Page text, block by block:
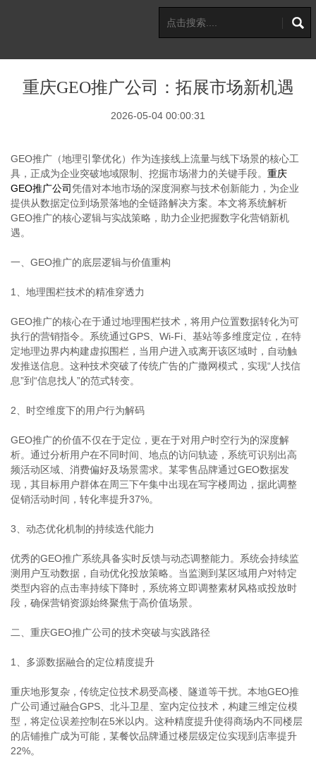
重庆GEO推广公司：拓展市场新机遇
2026-05-04 00:00:31
GEO推广（地理引擎优化）作为连接线上流量与线下场景的核心工
具，正成为企业突破地域限制、挖掘市场潜力的关键手段。 重庆
GEO推广公司凭借对本地市场的深度洞察与技术创新能力，为企业
提供从数据定位到场景落地的全链路解决方案。本文将系统解析
GEO推广的核心逻辑与实战策略，助力企业把握数字化营销新机
遇。
一、GEO推广的底层逻辑与价值重构
1、地理围栏技术的精准穿透力
GEO推广的核心在于通过地理围栏技术，将用户位置数据转化为可
执行的营销指令。系统通过GPS、Wi-Fi、基站等多维度定位，在特
定地理边界内构建虚拟围栏，当用户进入或离开该区域时，自动触
发推送信息。这种技术突破了传统广告的广撒网模式，实现“人找信
息”到“信息找人”的范式转变。
2、时空维度下的用户行为解码
GEO推广的价值不仅在于定位，更在于对用户时空行为的深度解
析。通过分析用户在不同时间、地点的访问轨迹，系统可识别出高
频活动区域、消费偏好及场景需求。某零售品牌通过GEO数据发
现，其目标用户群体在周三下午集中出现在写字楼周边，据此调整
促销活动时间，转化率提升37%。
3、动态优化机制的持续迭代能力
优秀的GEO推广系统具备实时反馈与动态调整能力。系统会持续监
测用户互动数据，自动优化投放策略。当监测到某区域用户对特定
类型内容的点击率持续下降时，系统将立即调整素材风格或投放时
段，确保营销资源始终聚焦于高价值场景。
二、重庆GEO推广公司的技术突破与实践路径
1、多源数据融合的定位精度提升
重庆地形复杂，传统定位技术易受高楼、隧道等干扰。本地GEO推
广公司通过融合GPS、北斗卫星、室内定位技术，构建三维定位模
型，将定位误差控制在5米以内。这种精度提升使得商场内不同楼层
的店铺推广成为可能，某餐饮品牌通过楼层级定位实现到店率提升
22%。